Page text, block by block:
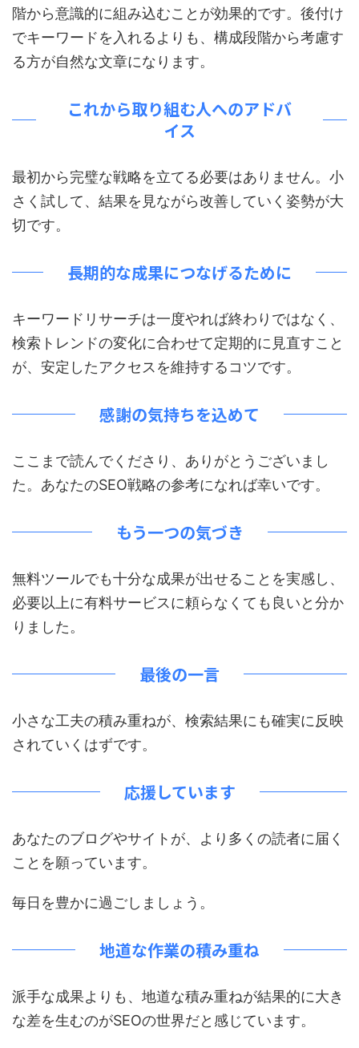
階から意識的に組み込むことが効果的です。後付け
でキーワードを入れるよりも、構成段階から考慮す
る方が自然な文章になります。
これから取り組む人へのアドバ
イス
最初から完璧な戦略を立てる必要はありません。小
さく試して、結果を見ながら改善していく姿勢が大
切です。
長期的な成果につなげるために
キーワードリサーチは一度やれば終わりではなく、
検索トレンドの変化に合わせて定期的に見直すこと
が、安定したアクセスを維持するコツです。
感謝の気持ちを込めて
ここまで読んでくださり、ありがとうございまし
た。あなたのSEO戦略の参考になれば幸いです。
もう一つの気づき
無料ツールでも十分な成果が出せることを実感し、
必要以上に有料サービスに頼らなくても良いと分か
りました。
最後の一言
小さな工夫の積み重ねが、検索結果にも確実に反映
されていくはずです。
応援しています
あなたのブログやサイトが、より多くの読者に届く
ことを願っています。
毎日を豊かに過ごしましょう。
地道な作業の積み重ね
派手な成果よりも、地道な積み重ねが結果的に大き
な差を生むのがSEOの世界だと感じています。